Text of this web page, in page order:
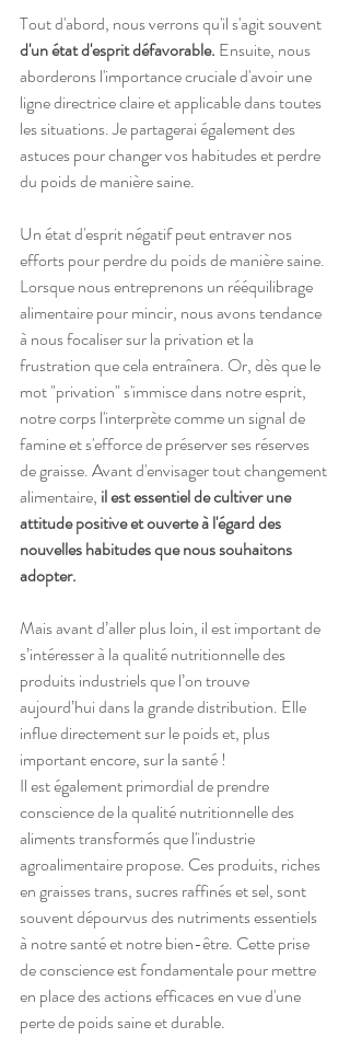
Tout d'abord, nous verrons qu'il s'agit souvent
d'un état d'esprit défavorable. Ensuite, nous
aborderons l'importance cruciale d'avoir une
ligne directrice claire et applicable dans toutes
les situations. Je partagerai également des
astuces pour changer vos habitudes et perdre
du poids de manière saine.
Un état d'esprit négatif peut entraver nos
efforts pour perdre du poids de manière saine.
Lorsque nous entreprenons un rééquilibrage
alimentaire pour mincir, nous avons tendance
à nous focaliser sur la privation et la
frustration que cela entraînera. Or, dès que le
mot "privation" s'immisce dans notre esprit,
notre corps l'interprète comme un signal de
famine et s'efforce de préserver ses réserves
de graisse. Avant d'envisager tout changement
alimentaire, il est essentiel de cultiver une
attitude positive et ouverte à l'égard des
nouvelles habitudes que nous souhaitons
adopter.
Mais avant d’aller plus loin, il est important de
s’intéresser à la qualité nutritionnelle des
produits industriels que l’on trouve
aujourd’hui dans la grande distribution. Elle
influe directement sur le poids et, plus
important encore, sur la santé !
Il est également primordial de prendre
conscience de la qualité nutritionnelle des
aliments transformés que l'industrie
agroalimentaire propose. Ces produits, riches
en graisses trans, sucres raffinés et sel, sont
souvent dépourvus des nutriments essentiels
à notre santé et notre bien-être. Cette prise
de conscience est fondamentale pour mettre
en place des actions efficaces en vue d'une
perte de poids saine et durable.